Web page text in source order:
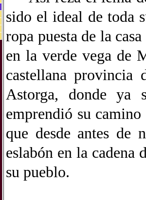
sido el ideal de toda
ropa puesta de la
en la verde vega de
castellana provincia
Astorga, donde ya
emprendió su camino
que desde antes de
eslabón en la cadena
su pueblo.